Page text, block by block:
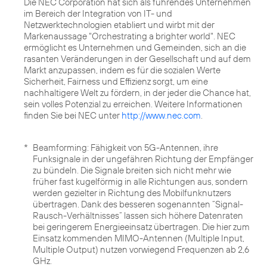
im Bereich der Integration von IT- und
Netzwerktechnologien etabliert und wirbt mit der
Markenaussage "Orchestrating a brighter world". NEC
ermöglicht es Unternehmen und Gemeinden, sich an die
rasanten Veränderungen in der Gesellschaft und auf dem
Markt anzupassen, indem es für die sozialen Werte
Sicherheit, Fairness und Effizienz sorgt, um eine
nachhaltigere Welt zu fördern, in der jeder die Chance hat,
sein volles Potenzial zu erreichen. Weitere Informationen
finden Sie bei NEC unter http://www.nec.com.
* Beamforming: Fähigkeit von 5G-Antennen, ihre
Funksignale in der ungefähren Richtung der Empfänger
zu bündeln. Die Signale breiten sich nicht mehr wie
früher fast kugelförmig in alle Richtungen aus, sondern
werden gezielter in Richtung des Mobilfunknutzers
übertragen. Dank des besseren sogenannten “Signal-
Rausch-Verhältnisses” lassen sich höhere Datenraten
bei geringerem Energieeinsatz übertragen. Die hier zum
Einsatz kommenden MIMO-Antennen (Multiple Input,
Multiple Output) nutzen vorwiegend Frequenzen ab 2,6
GHz.